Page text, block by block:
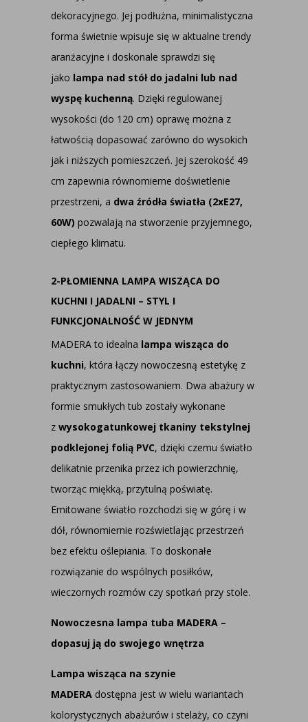
dekoracyjnego. Jej podłużna, minimalistyczna
forma świetnie wpisuje się w aktualne trendy
aranżacyjne i doskonale sprawdzi się
jako lampa nad stół do jadalni lub nad
wyspę kuchenną. Dzięki regulowanej
wysokości (do 120 cm) oprawę można z
łatwością dopasować zarówno do wysokich
jak i niższych pomieszczeń. Jej szerokość 49
cm zapewnia równomierne doświetlenie
przestrzeni, a dwa źródła światła (2xE27,
60W) pozwalają na stworzenie przyjemnego,
ciepłego klimatu.
2-PŁOMIENNA LAMPA WISZĄCA DO
KUCHNI I JADALNI – STYL I
FUNKCJONALNOŚĆ W JEDNYM
MADERA to idealna lampa wisząca do
kuchni, która łączy nowoczesną estetykę z
praktycznym zastosowaniem. Dwa abażury w
formie smukłych tub zostały wykonane
z wysokogatunkowej tkaniny tekstylnej
podklejonej folią PVC, dzięki czemu światło
delikatnie przenika przez ich powierzchnię,
tworząc miękką, przytulną poświatę.
Emitowane światło rozchodzi się w górę i w
dół, równomiernie rozświetlając przestrzeń
bez efektu oślepiania. To doskonałe
rozwiązanie do wspólnych posiłków,
wieczornych rozmów czy spotkań przy stole.
Nowoczesna lampa tuba MADERA –
dopasuj ją do swojego wnętrza
Lampa wisząca na szynie
MADERA dostępna jest w wielu wariantach
kolorystycznych abażurów i stelaży, co czyni